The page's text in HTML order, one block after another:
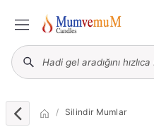
Silindir Mumlar